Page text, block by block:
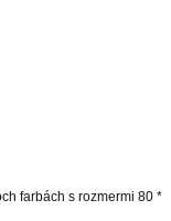
farbách s rozmermi 80 *